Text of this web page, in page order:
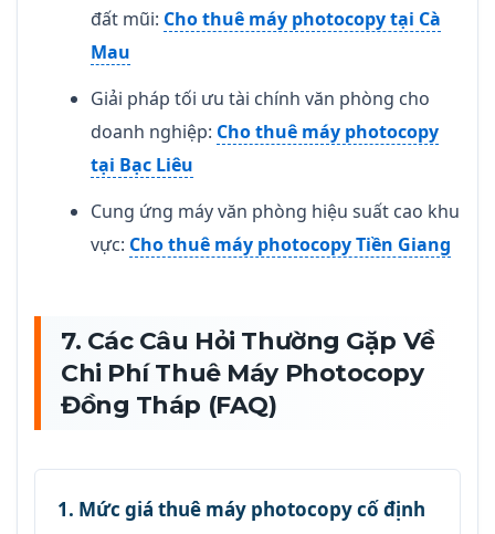
đất mũi: Cho thuê máy photocopy tại Cà
Mau
Giải pháp tối ưu tài chính văn phòng cho
doanh nghiệp: Cho thuê máy photocopy
tại Bạc Liêu
Cung ứng máy văn phòng hiệu suất cao khu
vực: Cho thuê máy photocopy Tiền Giang
7. Các Câu Hỏi Thường Gặp Về
Chi Phí Thuê Máy Photocopy
Đồng Tháp (FAQ)
1. Mức giá thuê máy photocopy cố định